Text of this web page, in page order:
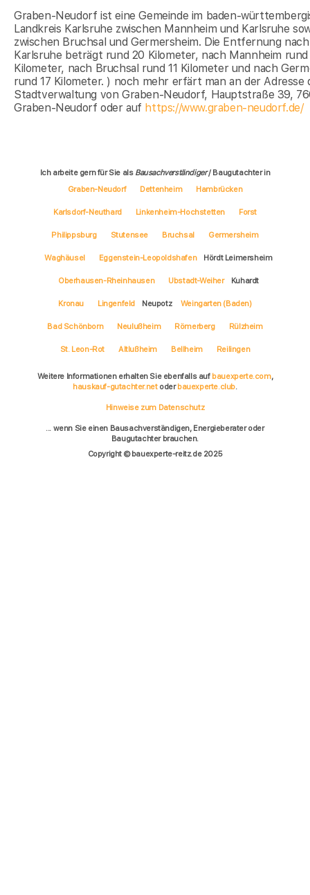
Graben-Neudorf ist eine Gemeinde im baden-
Landkreis Karlsruhe zwischen Mannheim und Karlsruhe
zwischen Bruchsal und Germersheim. Die Entfernung nach
Karlsruhe beträgt rund 20 Kilometer, nach Mannheim
Kilometer, nach Bruchsal rund 11 Kilometer und nach
rund 17 Kilometer. ) noch mehr erfärt man an der Adresse
Stadtverwaltung von Graben-Neudorf, Hauptstraße 39,
Graben-Neudorf oder auf https://www.graben-neudorf.de/
Ich arbeite gern für Sie als Bausachverständiger/ Baugutachter in
Graben-Neudorf
Dettenheim Hambrücken
Karlsdorf-Neuthard Linkenheim-Hochstetten Forst
Philippsburg Stutensee Bruchsal Germersheim
Waghäusel Eggenstein-Leopoldshafen Hördt Leimersheim
Oberhausen-Rheinhausen Ubstadt-Weiher Kuhardt
Kronau Lingenfeld Neupotz Weingarten (Baden)
Bad Schönborn Neulußheim Römerberg Rülzheim
St. Leon-Rot Altlußheim Bellheim Reilingen
Weitere Informationen erhalten Sie ebenfalls auf bauexperte.com,
hauskauf-gutachter.netoderbauexperte.club.
Hinweise zum Datenschutz
... wenn Sie einen Bausachverständigen, Energieberater oder
Baugutachter brauchen.
Copyright © bauexperte-reitz.de 2025